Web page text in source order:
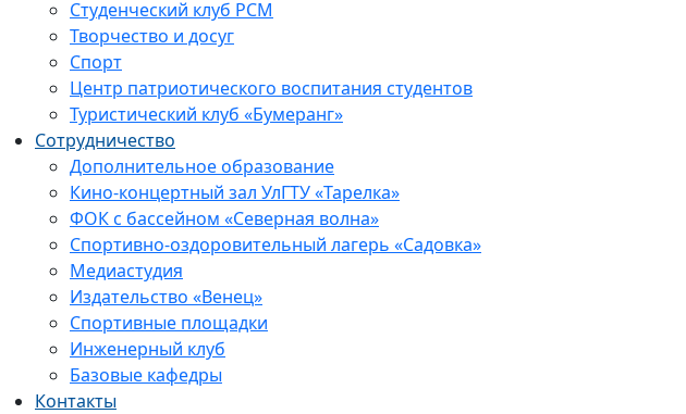
Студенческий клуб РСМ
Творчество и досуг
Спорт
Центр патриотического воспитания студентов
Туристический клуб «Бумеранг»
Сотрудничество
Дополнительное образование
Кино-концертный зал УлГТУ «Тарелка»
ФОК с бассейном «Северная волна»
Спортивно-оздоровительный лагерь «Садовка»
Медиастудия
Издательство «Венец»
Спортивные площадки
Инженерный клуб
Базовые кафедры
Контакты